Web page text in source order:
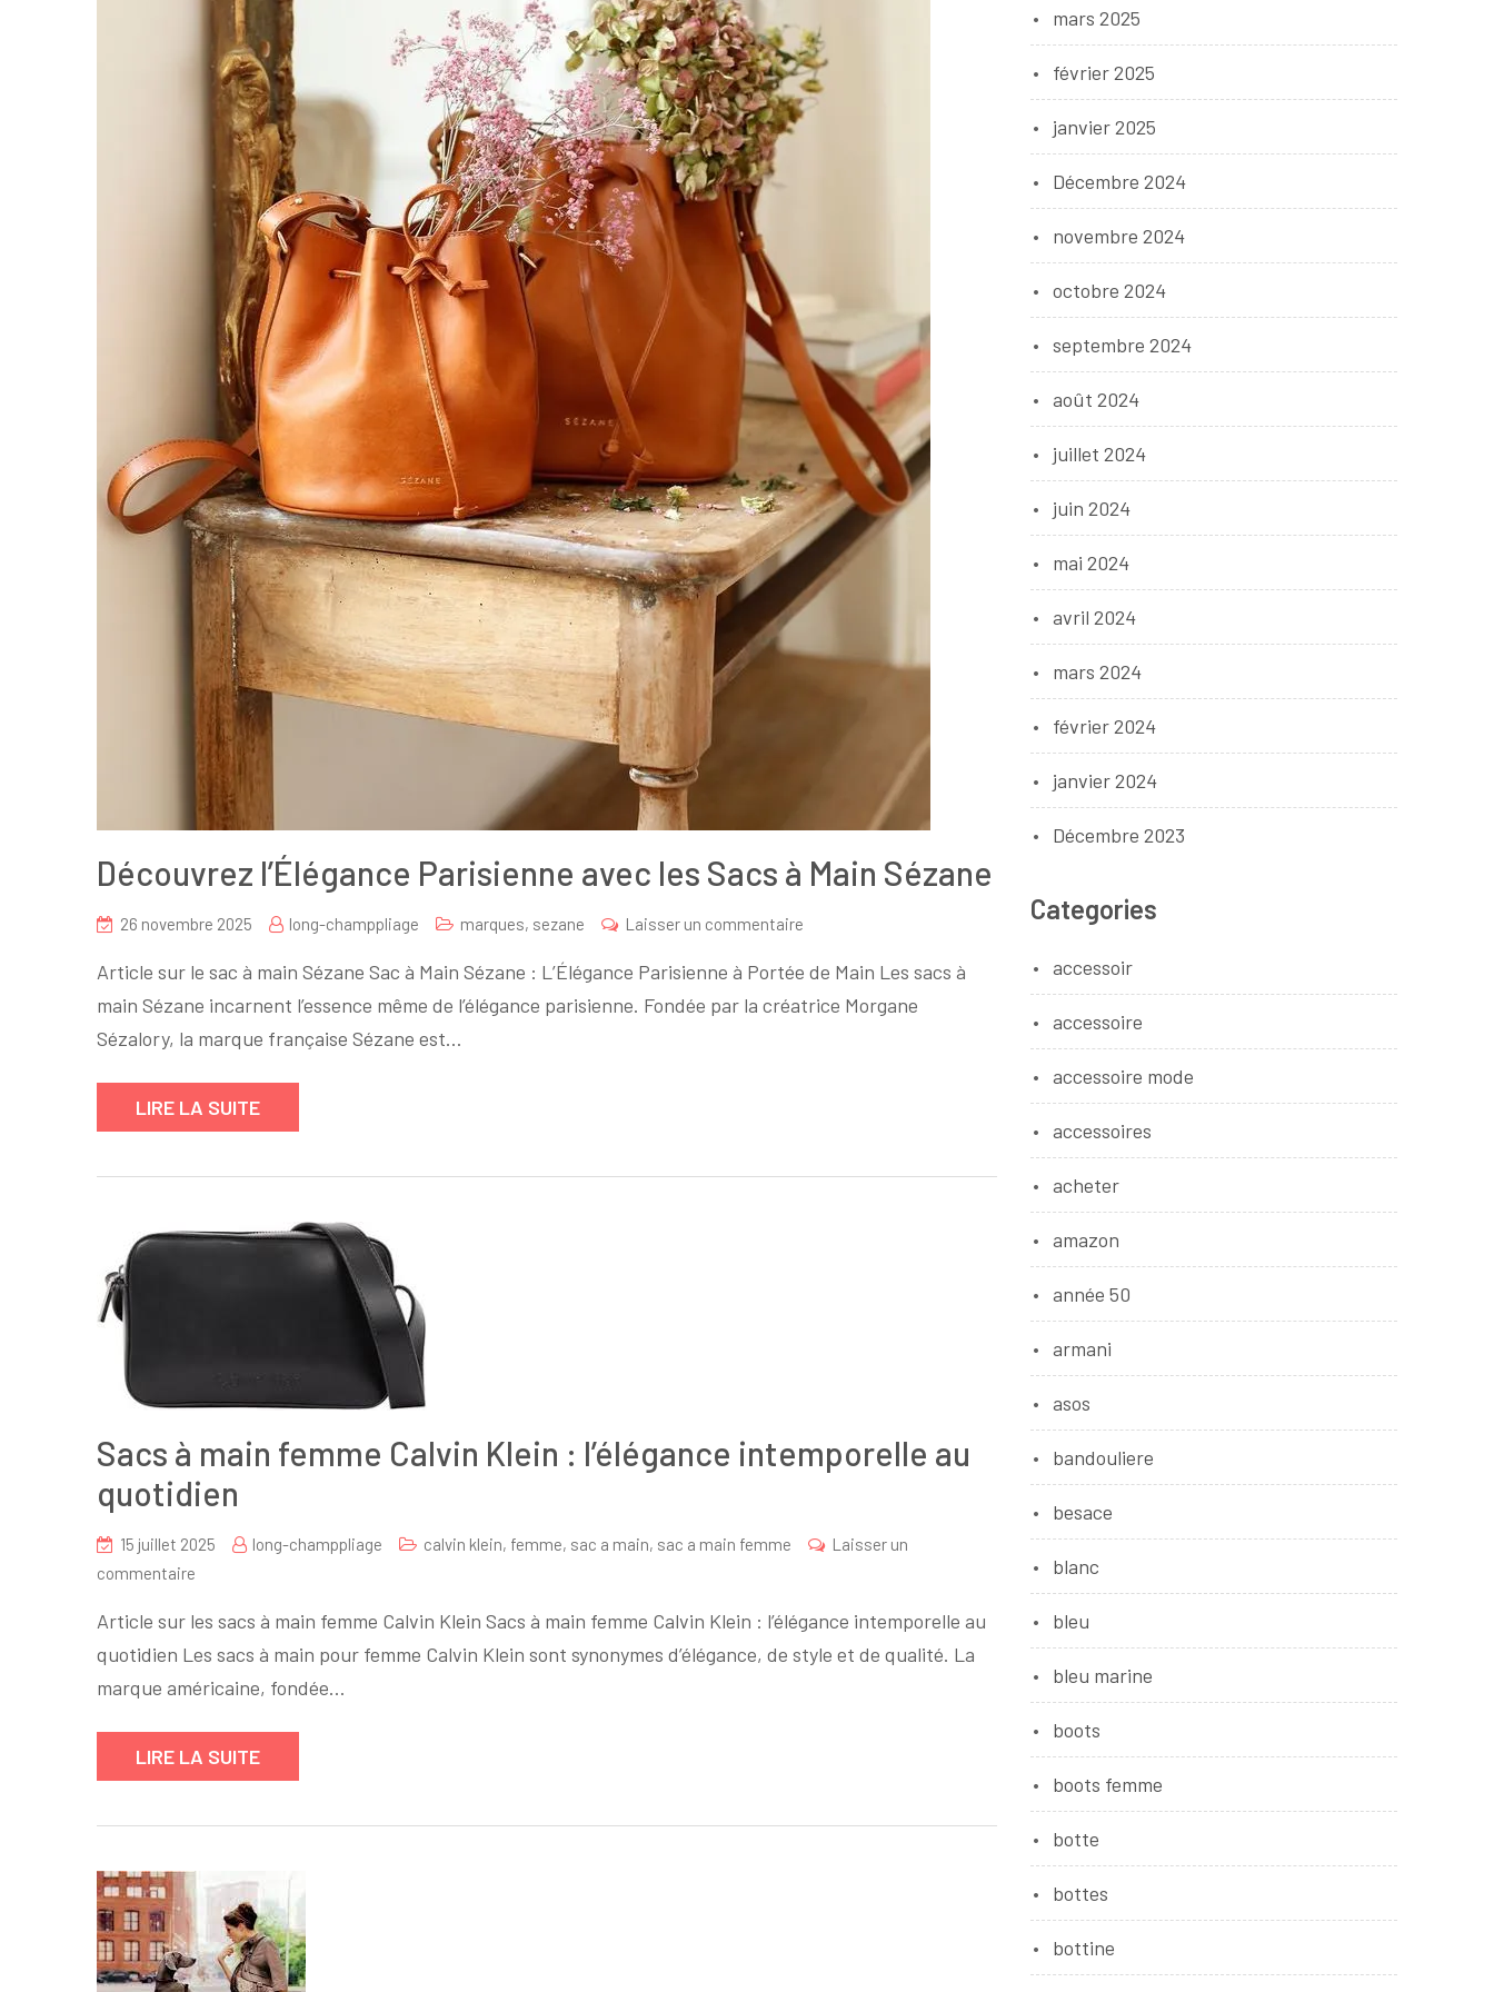
Découvrez l’Élégance Parisienne avec les Sacs à Main Sézane
26 novembre 2025 long-champpliage marques, sezane Laisser un commentaire
l’Élégance
Parisienne
Sézane
Article sur le sac à main Sézane Sac à Main Sézane : L’Élégance Parisienne à Portée de Main Les sacs à
main Sézane incarnent l’essence même de l’élégance parisienne. Fondée par la créatrice Morgane
Sézalory, la marque française Sézane est…
LIRE LA SUITE
Sacs à main femme Calvin Klein : l’élégance intemporelle au
quotidien
15 juillet 2025 long-champpliage calvin klein, femme, sac a main, sac a main femme
Laisser un
commentaire
à
main
femme
intemporelle
quotidien
Article sur les sacs à main femme Calvin Klein Sacs à main femme Calvin Klein : l’élégance intemporelle au
quotidien Les sacs à main pour femme Calvin Klein sont synonymes d’élégance, de style et de qualité. La
marque américaine, fondée…
LIRE LA SUITE
mars 2025
février 2025
janvier 2025
Décembre 2024
novembre 2024
octobre 2024
septembre 2024
août 2024
juillet 2024
juin 2024
mai 2024
avril 2024
mars 2024
février 2024
janvier 2024
Décembre 2023
Categories
accessoir
accessoire
accessoire mode
accessoires
acheter
amazon
année 50
armani
asos
bandouliere
besace
blanc
bleu
bleu marine
boots
boots femme
botte
bottes
bottine